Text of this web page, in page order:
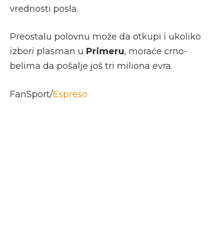
vrednosti posla.
Preostalu polovnu može da otkupi i ukoliko
izbori plasman u Primeru, moraće crno-
belima da pošalje još tri miliona evra.
FanSport/Espreso